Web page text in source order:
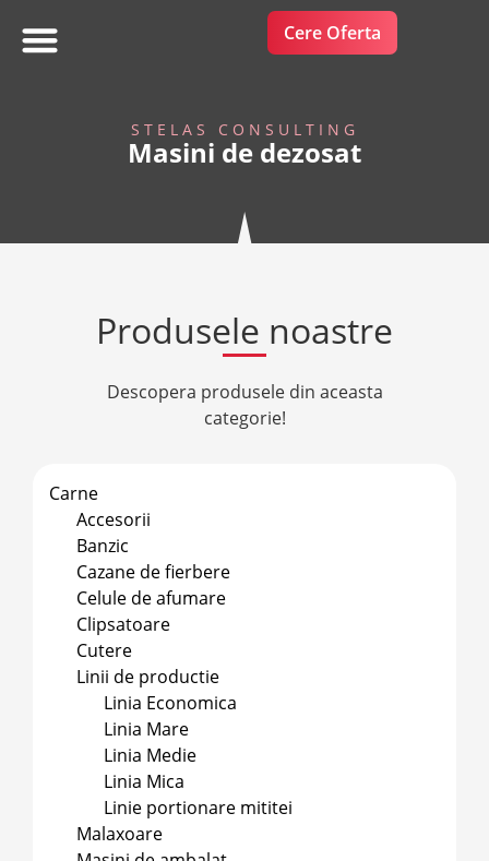
Cere Oferta
STELAS CONSULTING
Masini de dezosat
Produsele noastre
Descopera produsele din aceasta
categorie!
Carne
Accesorii
Banzic
Cazane de fierbere
Celule de afumare
Clipsatoare
Cutere
Linii de productie
Linia Economica
Linia Mare
Linia Medie
Linia Mica
Linie portionare mititei
Malaxoare